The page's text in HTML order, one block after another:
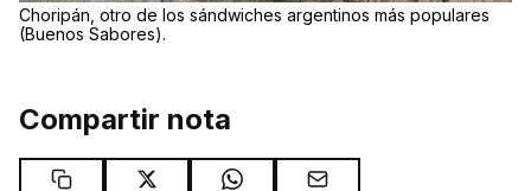
Choripán, otro de los sándwiches argentinos más populares
(Buenos Sabores).
Compartir nota